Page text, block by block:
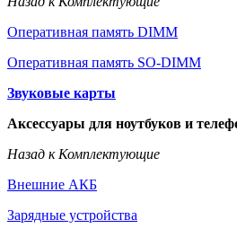
Оперативная память DIMM
Оперативная память SO-DIMM
Звуковые карты
Аксессуары для ноутбуков и
Назад к Комплектующие
Внешние АКБ
Зарядные устройства